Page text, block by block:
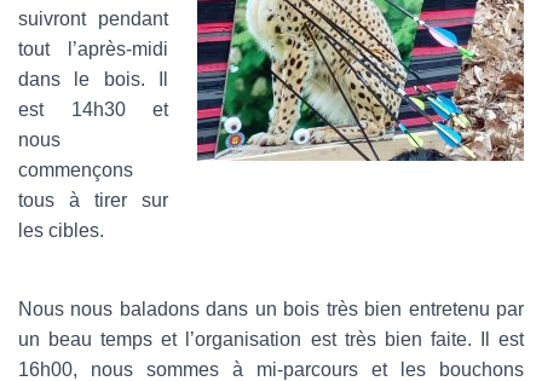
suivront pendant
tout l’après-midi
dans le bois. Il
est 14h30 et
nous
commençons
tous à tirer sur
les cibles.
Nous nous baladons dans un bois très bien entretenu par
un beau temps et l’organisation est très bien faite. Il est
16h00, nous sommes à mi-parcours et les bouchons